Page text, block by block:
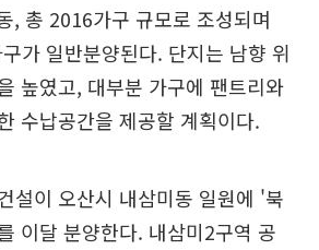
, 총 2016가구 규모로 조성되며
가 일반분양된다. 단지는 남향 위
높였고, 대부분 가구에 팬트리와
수납공간을 제공할 계획이다.
설이 오산시 내삼미동 일원에 '북
이달 분양한다. 내삼미2구역 공